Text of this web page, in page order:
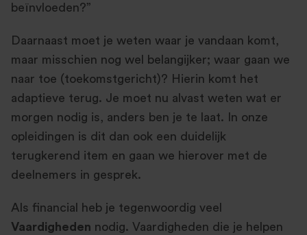
beïnvloeden?”
Daarnaast moet je weten waar je vandaan komt,
maar misschien nog wel belangijker; waar gaan we
naar toe (toekomstgericht)? Hierin komt het
adaptieve terug. Je moet nu alvast weten wat er
morgen nodig is, anders ben je te laat. In onze
opleidingen is dit dan ook een duidelijk
terugkerend item en gaan we hierover met de
deelnemers in gesprek.
Als financial heb je tegenwoordig veel
Vaardigheden nodig. Vaardigheden die je helpen